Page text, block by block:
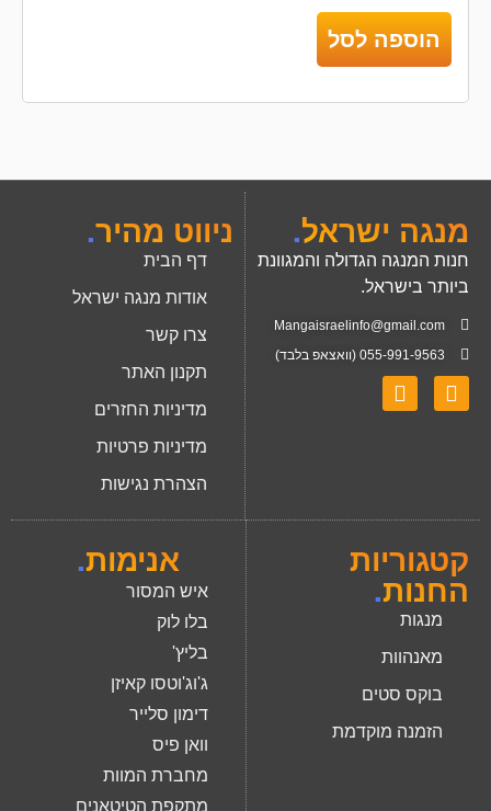
הוספה לסל
מנגה ישראל.
חנות המנגה הגדולה והמגוונת
ביותר בישראל.
Mangaisraelinfo@gmail.com
055-991-9563 (וואצאפ בלבד)
ניווט מהיר.
דף הבית
אודות מנגה ישראל
צרו קשר
תקנון האתר
מדיניות החזרים
מדיניות פרטיות
הצהרת נגישות
קטגוריות
החנות.
מנגות
מאנהוות
בוקס סטים
הזמנה מוקדמת
אנימות.
איש המסור
בלו לוק
בליץ'
ג'וג'וטסו קאיזן
דימון סלייר
וואן פיס
מחברת המוות
מתקפת הטיטאנים